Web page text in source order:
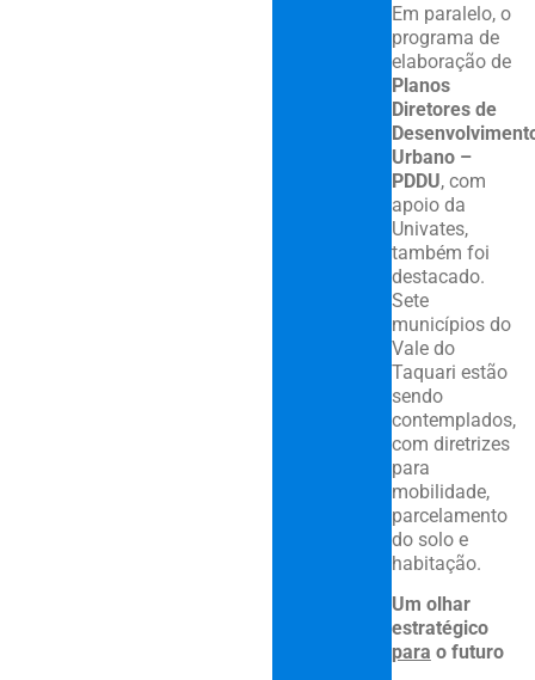
Em paralelo, o
programa de
elaboração de
Planos
Diretores de
Urbano –
PDDU, com
apoio da
Univates,
também foi
destacado.
Sete
municípios do
Vale do
Taquari estão
sendo
contemplados,
com diretrizes
para
mobilidade,
parcelamento
do solo e
habitação.
Um olhar
estratégico
para o futuro